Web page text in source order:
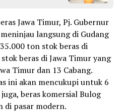
Jawa Timur, Pj. Gubernur
langsung di Gudang
ton stok beras di
beras di Jawa Timur yang
Timur dan 13 Cabang.
ini akan mencukupi untuk 6
beras komersial Bulog
di pasar modern.